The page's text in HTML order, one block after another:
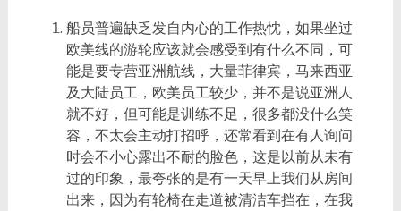
船员普遍缺乏发自内心的工作热忱，如果坐过
欧美线的游轮应该就会感受到有什么不同，可
能是要专营亚洲航线，大量菲律宾，马来西亚
及大陆员工，欧美员工较少，并不是说亚洲人
就不好，但可能是训练不足，很多都没什么笑
容，不太会主动打招呼，还常看到在有人询问
时会不小心露出不耐的脸色，这是以前从未有
过的印象，最夸张的是有一天早上我们从房间
出来，因为有轮椅在走道被清洁车挡在，在我